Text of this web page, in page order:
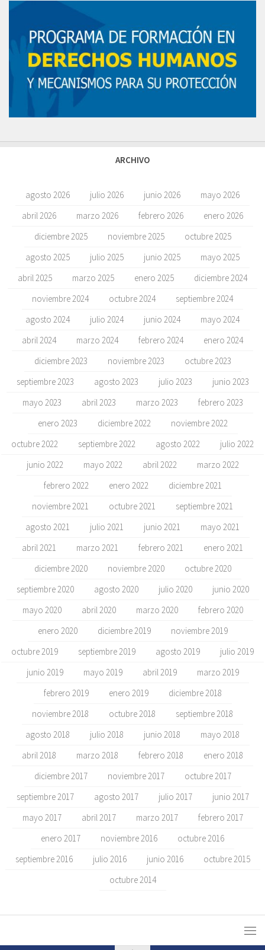
ARCHIVO
agosto 2026 julio 2026 junio 2026
mayo 2026
abril 2026
marzo 2026 febrero 2026
enero 2026
diciembre 2025
noviembre 2025
octubre 2025
agosto 2025
julio 2025 junio 2025
mayo 2025
abril 2025
marzo 2025 enero 2025
diciembre 2024
noviembre 2024
octubre 2024
septiembre 2024
agosto 2024
julio 2024 junio 2024
mayo 2024
abril 2024
marzo 2024 febrero 2024
enero 2024
diciembre 2023
noviembre 2023
octubre 2023
septiembre 2023
agosto 2023 julio 2023
junio 2023
mayo 2023
abril 2023 marzo 2023
febrero 2023
enero 2023
diciembre 2022
noviembre 2022
octubre 2022
septiembre 2022 agosto 2022
julio 2022
junio 2022
mayo 2022 abril 2022
marzo 2022
febrero 2022
enero 2022
diciembre 2021
noviembre 2021
octubre 2021
septiembre 2021
agosto 2021
julio 2021 junio 2021
mayo 2021
abril 2021
marzo 2021 febrero 2021
enero 2021
diciembre 2020
noviembre 2020
octubre 2020
septiembre 2020
agosto 2020 julio 2020
junio 2020
mayo 2020
abril 2020 marzo 2020
febrero 2020
enero 2020
diciembre 2019
noviembre 2019
octubre 2019
septiembre 2019 agosto 2019
julio 2019
junio 2019
mayo 2019 abril 2019
marzo 2019
febrero 2019
enero 2019
diciembre 2018
noviembre 2018
octubre 2018
septiembre 2018
agosto 2018
julio 2018 junio 2018
mayo 2018
abril 2018
marzo 2018 febrero 2018
enero 2018
diciembre 2017
noviembre 2017
octubre 2017
septiembre 2017
agosto 2017 julio 2017
junio 2017
mayo 2017
abril 2017 marzo 2017
febrero 2017
enero 2017
noviembre 2016
octubre 2016
septiembre 2016
julio 2016 junio 2016
octubre 2015
octubre 2014